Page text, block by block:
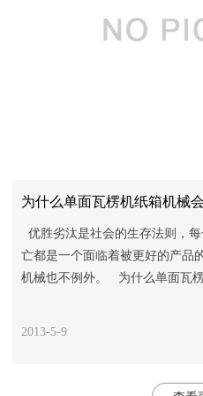
为什么单面瓦楞机纸箱机械
优胜劣汰是社会的生存法则，
亡都是一个面临着被更好的产品
机械也不例外。 为什么单面瓦楞
2013-5-9